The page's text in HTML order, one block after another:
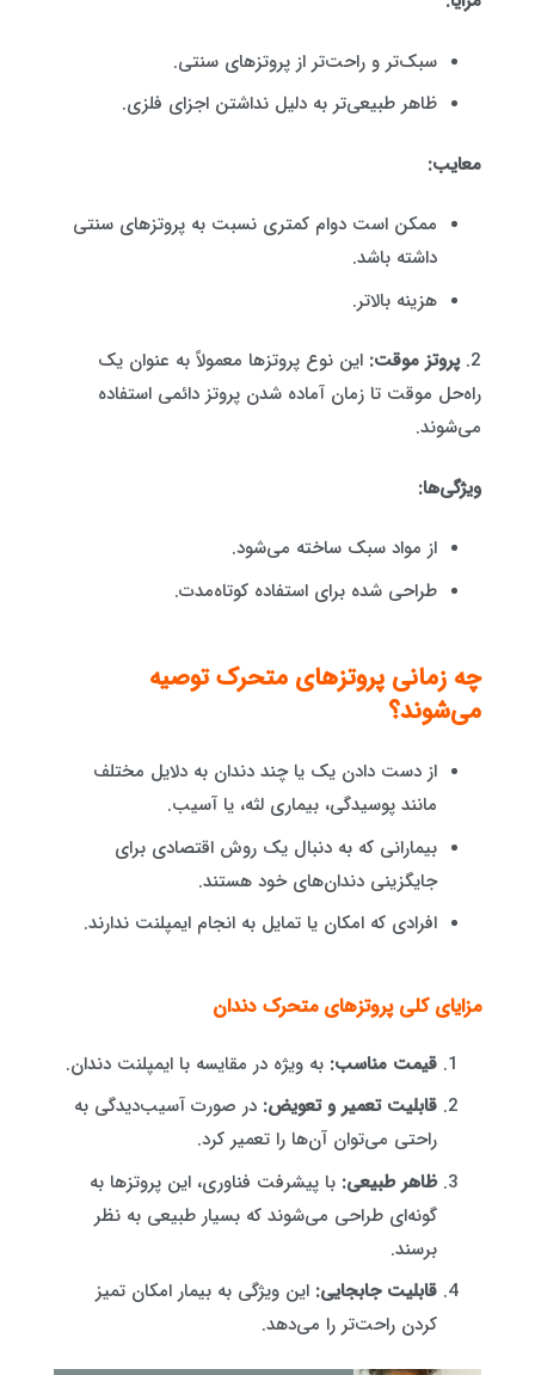
سبک‌تر و راحت‌تر از پروتزهای سنتی.
ظاهر طبیعی‌تر به دلیل نداشتن اجزای فلزی.
معایب:
ممکن است دوام کمتری نسبت به پروتزهای سنتی
داشته باشد.
هزینه بالاتر.
2. پروتز موقت: این نوع پروتزها معمولاً به عنوان یک
راه‌حل موقت تا زمان آماده شدن پروتز دائمی استفاده
می‌شوند.
ویژگی‌ها:
از مواد سبک ساخته می‌شود.
طراحی شده برای استفاده کوتاه‌مدت.
چه زمانی پروتزهای متحرک توصیه
می‌شوند؟
از دست دادن یک یا چند دندان به دلایل مختلف
مانند پوسیدگی، بیماری لثه، یا آسیب.
بیمارانی که به دنبال یک روش اقتصادی برای
جایگزینی دندان‌های خود هستند.
افرادی که امکان یا تمایل به انجام ایمپلنت ندارند.
مزایای کلی پروتزهای متحرک دندان
قیمت مناسب: به ویژه در مقایسه با ایمپلنت دندان.
قابلیت تعمیر و تعویض: در صورت آسیب‌دیدگی به
راحتی می‌توان آن‌ها را تعمیر کرد.
ظاهر طبیعی: با پیشرفت فناوری، این پروتزها به
گونه‌ای طراحی می‌شوند که بسیار طبیعی به نظر
برسند.
قابلیت جابجایی: این ویژگی به بیمار امکان تمیز
کردن راحت‌تر را می‌دهد.